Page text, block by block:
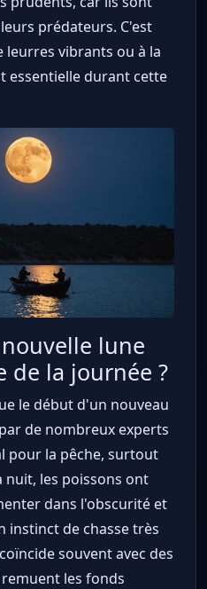
prédateurs. C'est
vibrants ou à la
essentielle durant cette
lune
de la journée ?
le début d'un nouveau
de nombreux experts
pour la pêche, surtout
nuit, les poissons ont
dans l'obscurité et
instinct de chasse très
souvent avec des
les fonds